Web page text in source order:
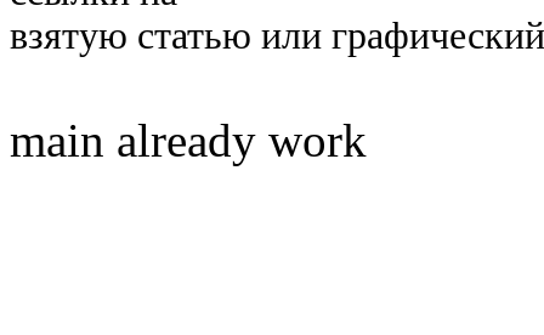
взятую статью или
main already work